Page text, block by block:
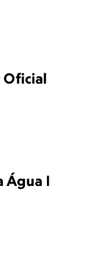
Oficial
Água |